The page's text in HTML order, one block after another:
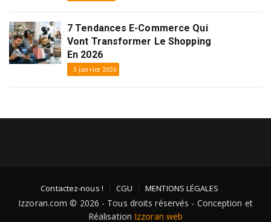
7 Tendances E-Commerce Qui
Vont Transformer Le Shopping
En 2026
5 janvier 2026
Contactez-nous ! CGU MENTIONS LÉGALES
Izzoran.com © 2026 - Tous droits réservés - Conception et
Réalisation Izzoran web